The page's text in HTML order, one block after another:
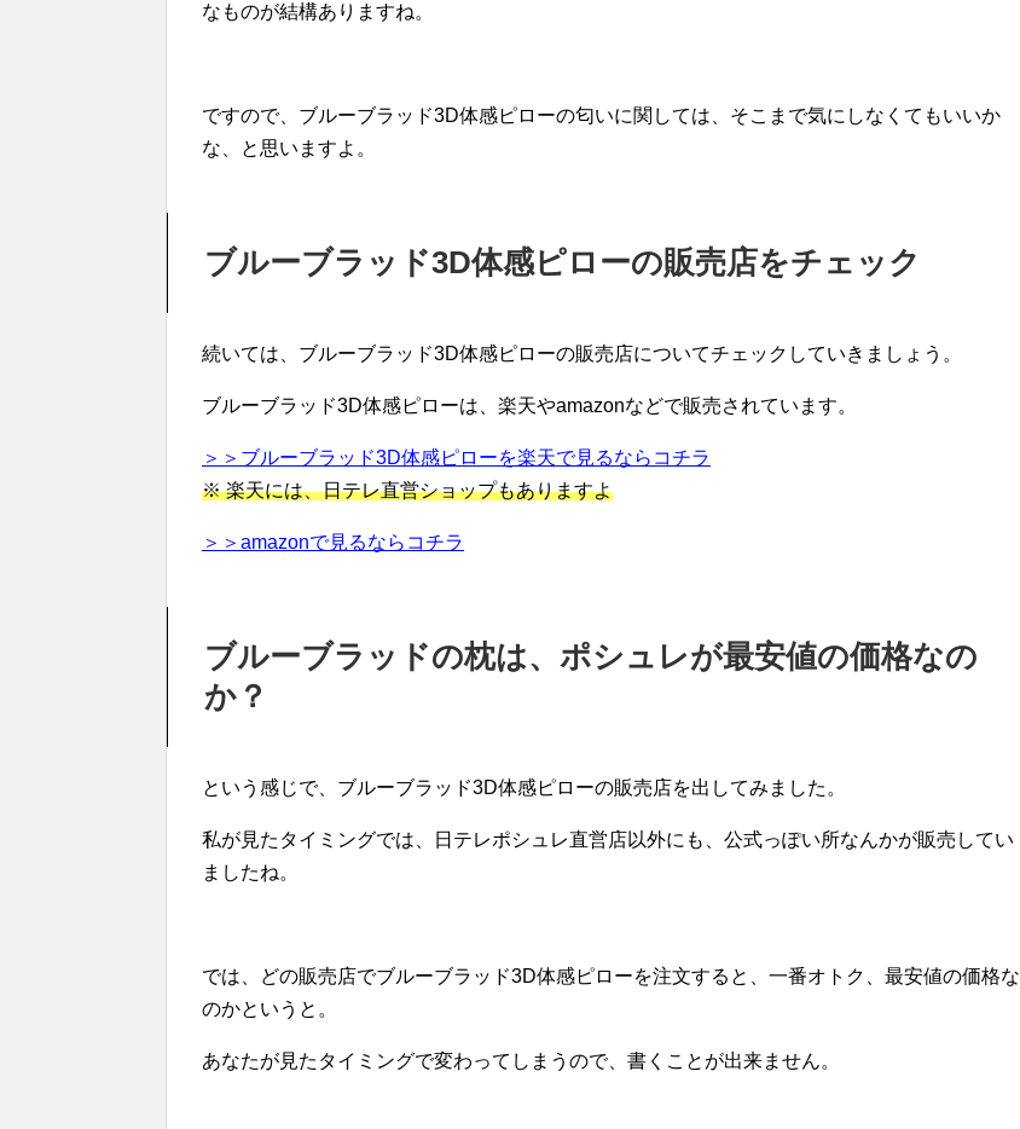
なものが結構ありますね。
ですので、ブルーブラッド3D体感ピローの匂いに関しては、そこまで気にしなくてもいいか
な、と思いますよ。
ブルーブラッド3D体感ピローの販売店をチェック
続いては、ブルーブラッド3D体感ピローの販売店についてチェックしていきましょう。
ブルーブラッド3D体感ピローは、楽天やamazonなどで販売されています。
＞＞ブルーブラッド3D体感ピローを楽天で見るならコチラ
※ 楽天には、日テレ直営ショップもありますよ
＞＞amazonで見るならコチラ
ブルーブラッドの枕は、ポシュレが最安値の価格なの
か？
という感じで、ブルーブラッド3D体感ピローの販売店を出してみました。
私が見たタイミングでは、日テレポシュレ直営店以外にも、公式っぽい所なんかが販売してい
ましたね。
では、どの販売店でブルーブラッド3D体感ピローを注文すると、一番オトク、最安値の価格な
のかというと。
あなたが見たタイミングで変わってしまうので、書くことが出来ません。